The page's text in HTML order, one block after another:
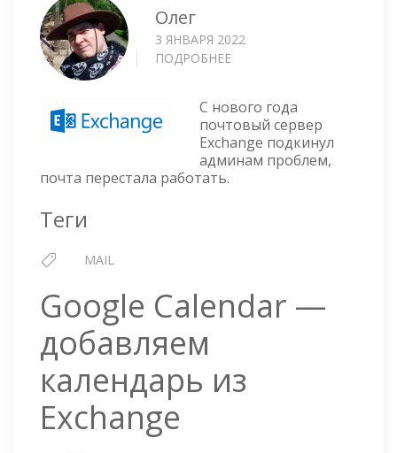
Олег
3 ЯНВАРЯ 2022
ПОДРОБНЕЕ
НЕ
РАБОТАЕТ
ПОСЛЕ
НОВОГО
С нового года
почтовый сервер
Exchange подкинул
админам проблем,
почта перестала работать.
Теги
MAIL
Google Calendar —
добавляем
календарь из
Exchange